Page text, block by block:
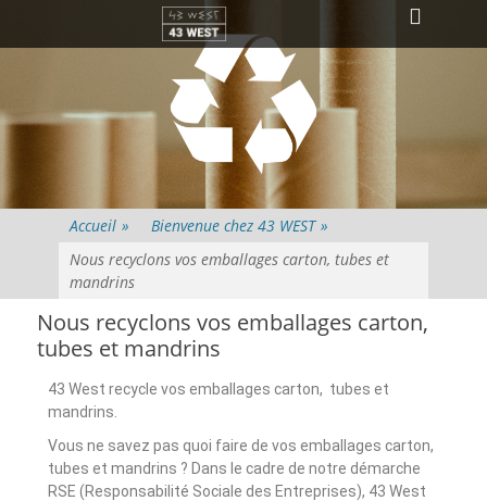
Menu principal
Accueil » Bienvenue chez 43 WEST »
Nous recyclons vos emballages carton, tubes et
mandrins
Nous recyclons vos emballages carton,
tubes et mandrins
43 West recycle vos emballages carton, tubes et
mandrins.
Vous ne savez pas quoi faire de vos emballages carton,
tubes et mandrins ? Dans le cadre de notre démarche
RSE (Responsabilité Sociale des Entreprises), 43 West